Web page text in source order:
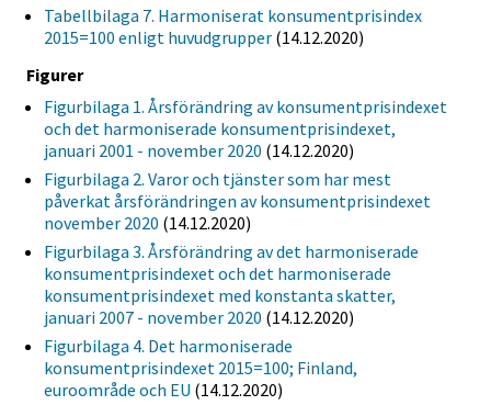
Tabellbilaga 7. Harmoniserat konsumentprisindex
2015=100 enligt huvudgrupper (14.12.2020)
Figurer
Figurbilaga 1. Årsförändring av konsumentprisindexet
och det harmoniserade konsumentprisindexet,
januari 2001 - november 2020 (14.12.2020)
Figurbilaga 2. Varor och tjänster som har mest
påverkat årsförändringen av konsumentprisindexet
november 2020 (14.12.2020)
Figurbilaga 3. Årsförändring av det harmoniserade
konsumentprisindexet och det harmoniserade
konsumentprisindexet med konstanta skatter,
januari 2007 - november 2020 (14.12.2020)
Figurbilaga 4. Det harmoniserade
konsumentprisindexet 2015=100; Finland,
euroområde och EU (14.12.2020)